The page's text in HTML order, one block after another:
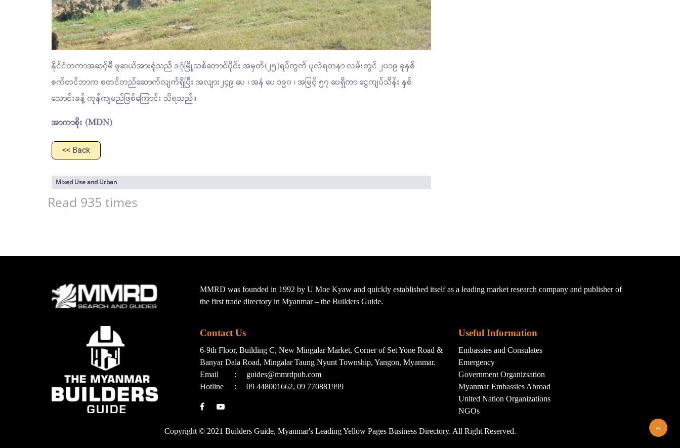
နိုင်ငံတကာအဆင့်မီ ဖူဆယ်အားရုံသည် ဒဂုံမြို့သစ်တောင်ပိုင်း အမှတ်(၂၅)ရပ်ကွက် ပုလဲရတနာ လမ်းတွင် ၂၀၁၉ ခုနှစ်
စက်တင်ဘာက စတင်တည်ဆောက်လျက်ရှိပြီး အလျား၂၄၉ ပေ ၊ အနံ ပေ ၁၉၀ ၊ အမြင့် ၅၇ ပေရှိကာ ငွေကျပ်သိန်း နှစ်
သောင်းခန့် ကုန်ကျမည်ဖြစ်ကြောင်း သိရသည်။
အာကာစိုး (MDN)
<< Back
Mixed Use and Urban
Read 935 times
MMRD was founded in 1992 by U Moe Kyaw and quickly established itself as a leading market research company and publisher of
the first trade directory in Myanmar – the Builders Guide.
Contact Us
6-9th Floor, Building C, New Mingalar Market, Corner of Set Yone Road &
Banyar Dala Road, Mingalar Taung Nyunt Township, Yangon, Myanmar.
Email
:
guides@mmrdpub.com
Hotline
: 09 448001662, 09 770881999
Useful Information
Embassies and Consulates
Emergency
Government Organizsation
Myanmar Embassies Abroad
United Nation Organizations
NGOs
Copyright © 2021 Builders Guide, Myanmar's Leading Yellow Pages Business Directory. All Right Reserved.